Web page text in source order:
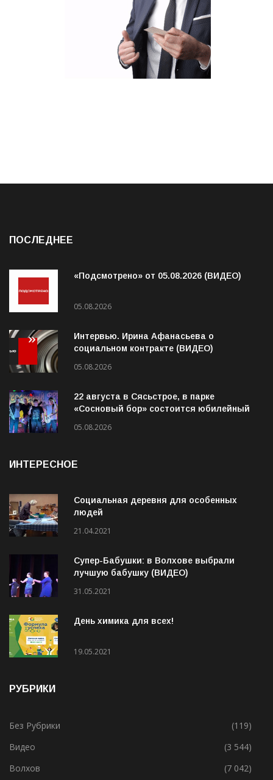
«Подсмотрено» от 05.08.2026 (ВИДЕО)
05.08.2026
Интервью. Ирина Афанасьева о
05.08.2026
22 августа в Сясьстрое, в парке
Социальная деревня для особенных
21.04.2021
Супер-Бабушки: в Волхове выбрали
31.05.2021
День химика для всех!
Без Рубрики
(119)
Видео
(3 544)